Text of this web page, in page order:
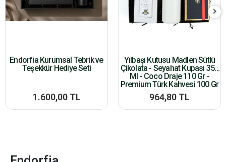
Endorfia Kurumsal Tebrik ve
Teşekkür Hediye Seti
1.600,00 TL
Yılbaşı Kutusu Madlen Sütlü
Çikolata - Seyahat Kupası 350
Ml - Coco Draje 110 Gr -
Premium Türk Kahvesi 100 Gr
964,80 TL